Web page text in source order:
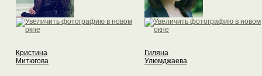
Кристина
Митюгова
Гиляна
Улюмджаева